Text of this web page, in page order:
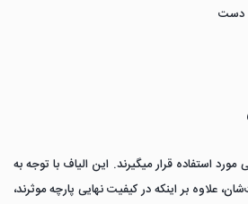
دست
استفاده قرار میگیرند. این الیاف با توجه به
علاوه بر اینکه در کیفیت نهایی پارچه موثرند،